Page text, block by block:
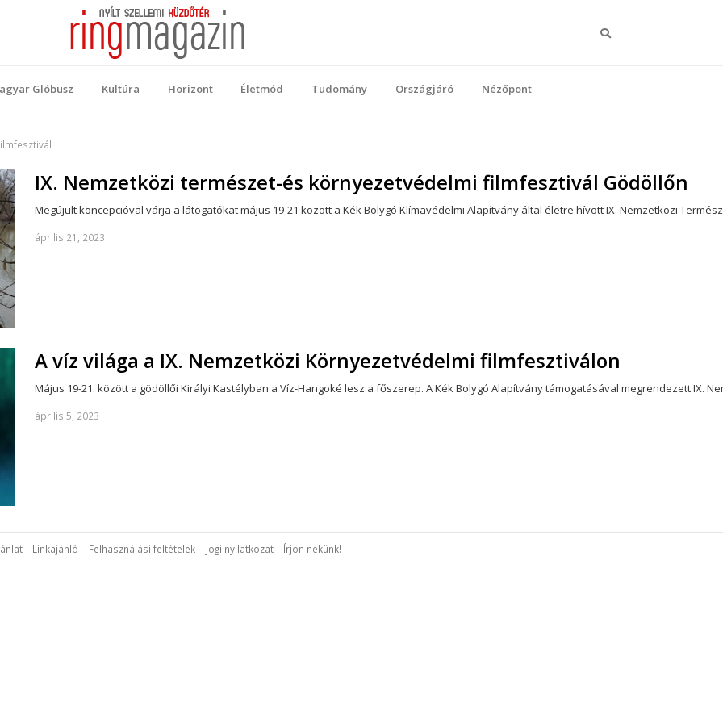
Glóbusz Kultúra Horizont Életmód Tudomány Országjáró Nézőpont
IX. Nemzetközi természet-és környezetvédelmi filmfesztivál Gödöllőn
Megújult koncepcióval várja a látogatókat május 19-21 között a Kék Bolygó Klímavédelmi Alapítvány által életre hívott IX. Nemzetközi
április 21, 2023
A víz világa a IX. Nemzetközi Környezetvédelmi filmfesztiválon
Május 19-21. között a gödöllői Királyi Kastélyban a Víz-Hangoké lesz a főszerep. A Kék Bolygó Alapítvány támogatásával megrendezett IX.
április 5, 2023
Linkajánló Felhasználási feltételek Jogi nyilatkozat Írjon nekünk!